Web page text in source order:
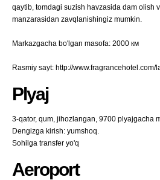
qaytib, tomdagi suzish havzasida dam olish
manzarasidan zavqlanishingiz mumkin.
Markazgacha bo'lgan masofa: 2000 км
Rasmiy sayt: http://www.fragrancehotel.com/
Plyaj
3-qator, qum, jihozlangan, 9700 plyajgacha
Dengizga kirish: yumshoq.
Sohilga transfer yo'q
Aeroport